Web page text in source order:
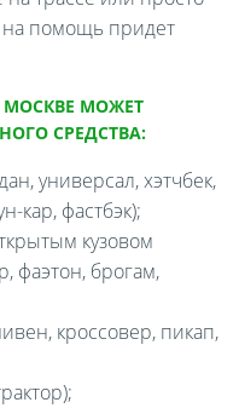
на помощь придет
МОСКВЕ МОЖЕТ
СРЕДСТВА:
универсал, хэтчбек,
кар, фастбэк);
кузовом
фаэтон, брогам,
кроссовер, пикап,